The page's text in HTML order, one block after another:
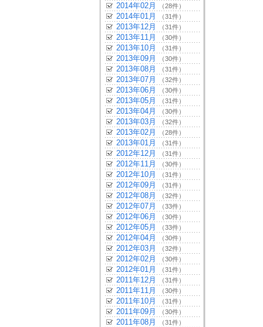
2014年02月 （28件）
2014年01月 （31件）
2013年12月 （31件）
2013年11月 （30件）
2013年10月 （31件）
2013年09月 （30件）
2013年08月 （31件）
2013年07月 （32件）
2013年06月 （30件）
2013年05月 （31件）
2013年04月 （30件）
2013年03月 （32件）
2013年02月 （28件）
2013年01月 （31件）
2012年12月 （31件）
2012年11月 （30件）
2012年10月 （31件）
2012年09月 （31件）
2012年08月 （32件）
2012年07月 （33件）
2012年06月 （30件）
2012年05月 （33件）
2012年04月 （30件）
2012年03月 （32件）
2012年02月 （30件）
2012年01月 （31件）
2011年12月 （31件）
2011年11月 （30件）
2011年10月 （31件）
2011年09月 （30件）
2011年08月 （31件）